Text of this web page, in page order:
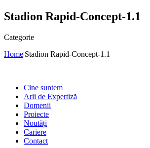
Stadion Rapid-Concept-1.1
Categorie
Home|Stadion Rapid-Concept-1.1
Cine suntem
Arii de Expertiză
Domenii
Proiecte
Noutăți
Cariere
Contact